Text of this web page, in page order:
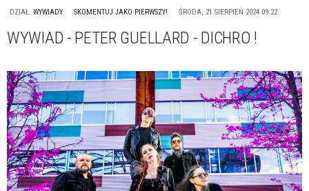
DZIAŁ: WYWIADY SKOMENTUJ JAKO PIERWSZY! ŚRODA, 21 SIERPIEŃ 2024 09:22
WYWIAD - PETER GUELLARD - DICHRO !